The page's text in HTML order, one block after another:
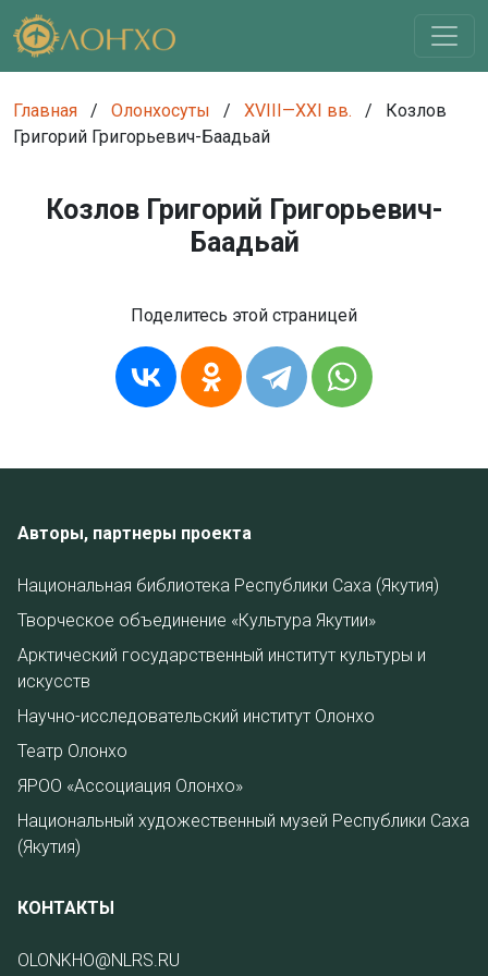
Главная / Олонхосуты / XVIII—XXI вв. /
Козлов
Григорий Григорьевич-Баадьай
Козлов Григорий Григорьевич-
Баадьай
Поделитесь этой страницей
Авторы, партнеры проекта
Национальная библиотека Республики Саха (Якутия)
Творческое объединение «Культура Якутии»
Арктический государственный институт культуры и
искусств
Научно-исследовательский институт Олонхо
Театр Олонхо
ЯРОО «Ассоциация Олонхо»
Национальный художественный музей Республики Саха
(Якутия)
КОНТАКТЫ
OLONKHO@NLRS.RU